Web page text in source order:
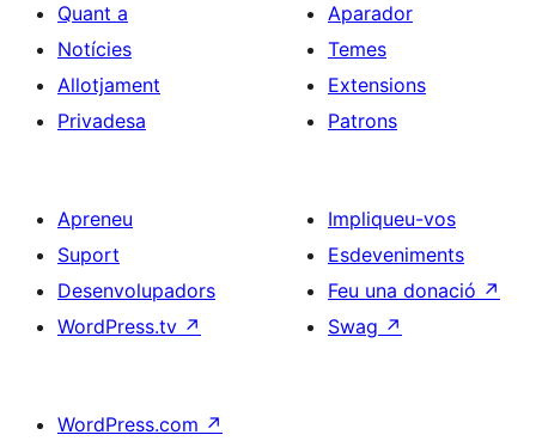
Quant a
Notícies
Allotjament
Privadesa
Aparador
Temes
Extensions
Patrons
Apreneu
Suport
Desenvolupadors
WordPress.tv ↗
Impliqueu-vos
Esdeveniments
Feu una donació ↗
Swag ↗
WordPress.com ↗